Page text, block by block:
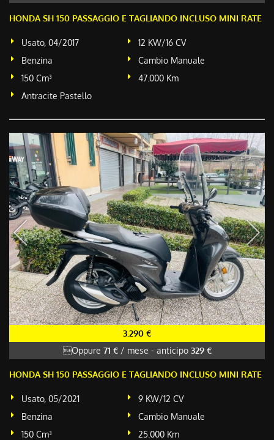
HONDA SH 150 PASSAGGIO E TAGLIANDO INCLUSO MINI RATE
Usato, 04/2017
12 KW/16 CV
Benzina
Cambio Manuale
150 Cm³
47.000 Km
Antracite Pastello
3.290 €
Oppure 71 €/ mese - anticipo 329 €
HONDA SH 150 PASSAGGIO E TAGLIANDO INCLUSO MINI RATE
Usato, 05/2021
9 KW/12 CV
Benzina
Cambio Manuale
150 Cm³
25.000 Km